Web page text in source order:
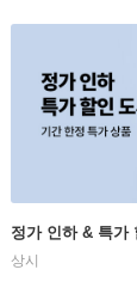
정가 인하 & 특가
상시